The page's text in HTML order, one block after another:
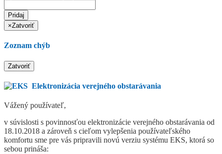
Pridaj
×Zatvoriť
Zoznam chýb
Zatvoriť
Elektronizácia verejného obstarávania
Vážený používateľ,
v súvislosti s povinnosťou elektronizácie verejného obstarávania od
18.10.2018 a zároveň s cieľom vylepšenia používateľského
komfortu sme pre vás pripravili novú verziu systému EKS, ktorá so
sebou prináša: